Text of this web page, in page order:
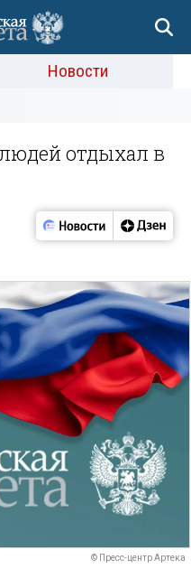
Новости
отдыхал в
© Пресс-центр Артека